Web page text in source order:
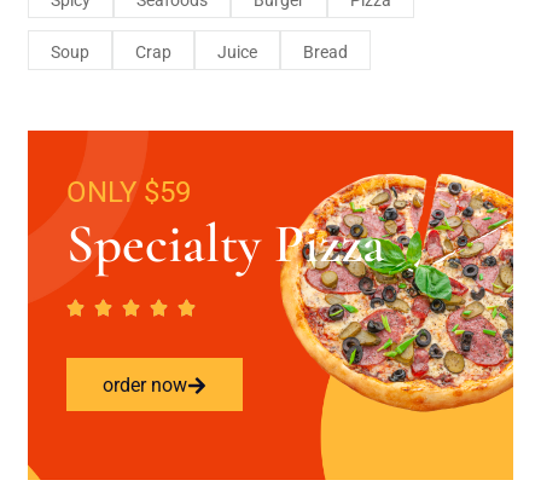
Soup Crap Juice Bread
ONLY $59
Specialty Pizza
order now